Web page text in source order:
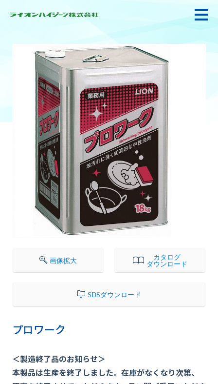
私たちの強み・使命
お悩み解決
感染防止対策・食品衛生
製品情報
衛生サービス
プロワーク
＜製造終了品のお知らせ＞
本製品は生産を終了しました。在庫がなくなり次第、
画像拡大
カタログ
ダウンロード
SDSダウンロード